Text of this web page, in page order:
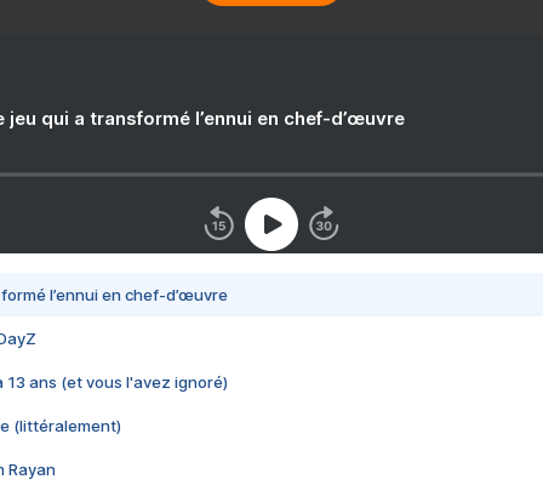
jeu qui a transformé l’ennui en chef-d’œuvre
l’ennui en chef-d’œuvre
13 ans (et vous l'avez ignoré)
(littéralement)
Rayan